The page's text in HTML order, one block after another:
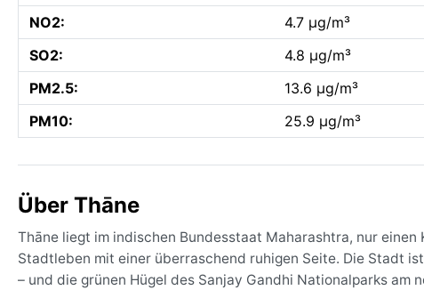
NO2:
4.7 µg/m³
SO2:
4.8 µg/m³
PM2.5:
13.6 µg/m³
PM10:
25.9 µg/m³
Über Thāne
Thāne liegt im indischen Bundesstaat Maharashtra, nur
Stadtleben mit einer überraschend ruhigen Seite. Die Stadt
– und die grünen Hügel des Sanjay Gandhi Nationalparks